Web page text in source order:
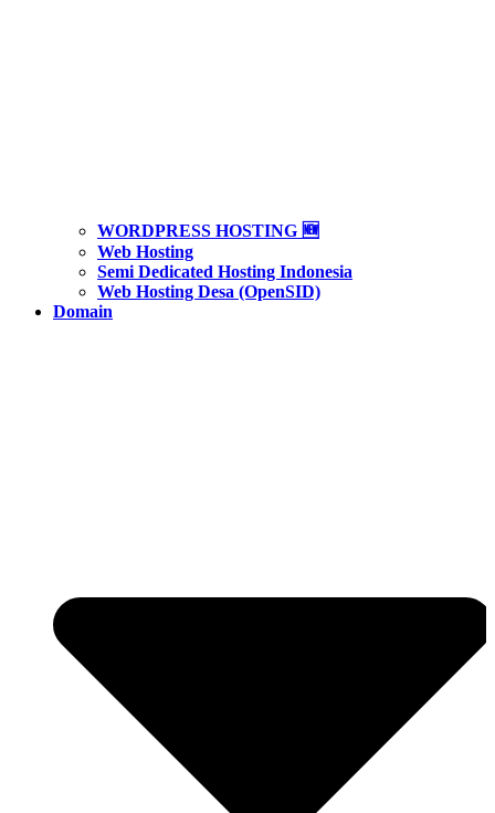
WORDPRESS HOSTING 🆕
Web Hosting
Semi Dedicated Hosting Indonesia
Web Hosting Desa (OpenSID)
Domain